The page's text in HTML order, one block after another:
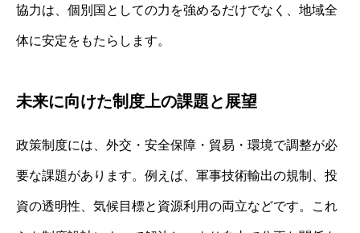
協力は、個別国としての力を強めるだけでなく、地域全
体に安定をもたらします。
未来に向けた制度上の課題と展望
政策制度には、外交・安全保障・貿易・環境で調整が必
要な課題があります。例えば、軍事技術輸出の規制、投
資の透明性、気候目標と資源利用の両立などです。これ